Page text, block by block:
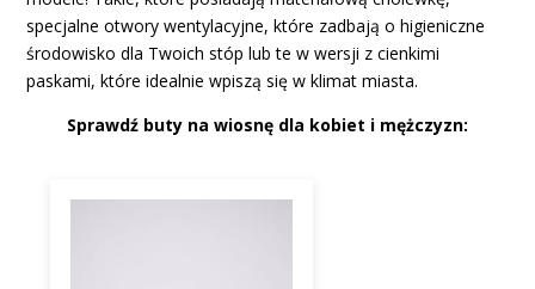
specjalne otwory wentylacyjne, które zadbają o higieniczne
środowisko dla Twoich stóp lub te w wersji z cienkimi
paskami, które idealnie wpiszą się w klimat miasta.
Sprawdź buty na wiosnę dla kobiet i mężczyzn: